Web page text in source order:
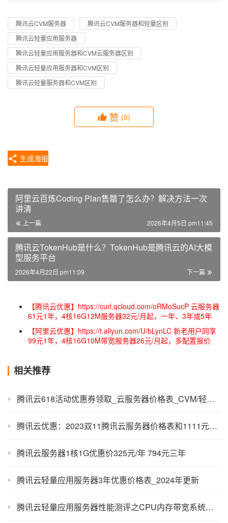
腾讯云CVM服务器
腾讯云CVM服务器和轻量区别
腾讯云轻量应用服务器
腾讯云轻量应用服务器和CVM云服务器区别
腾讯云轻量应用服务器和CVM区别
腾讯云轻量服务器和CVM区别
赞 (0)
生成海报
阿里云百炼Coding Plan售罄了怎么办？解决方法一次
讲清
上一篇 2026年4月5日 pm11:45
腾讯云TokenHub是什么？TokenHub是腾讯云的AI大模
型服务平台
下一篇
2026年4月22日 pm11:09
【腾讯云优惠】https://curl.qcloud.com/oRMoSucP 云服务器
61元1年，4核16G12M服务器32元/月起，一年、3年或5年
【阿里云优惠】https://t.aliyun.com/U/bLynLC 新老用户同享
99元1年，4核16G10M带宽服务器26元/月起，多配置报价
相关推荐
腾讯云618活动优惠券领取_云服务器价格表_CVM/轻量/GPU报价
腾讯云优惠：2023双11腾讯云服务器价格表和1111元代金券领取！
腾讯云服务器1核1G优惠价325元/年 794元三年
腾讯云轻量应用服务器3年优惠价格表_2024年更新
腾讯云轻量应用服务器性能测评之CPU内存带宽系统盘解析